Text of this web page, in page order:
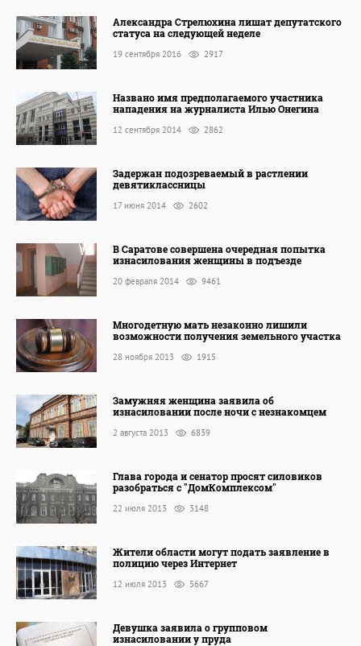
Александра Стрелюхина лишат депутатского
статуса на следующей неделе
19 сентября 2016 2917
Названо имя предполагаемого участника
нападения на журналиста Илью Онегина
12 сентября 2014 2862
Задержан подозреваемый в растлении
девятиклассницы
17 июня 2014 2602
В Саратове совершена очередная попытка
изнасилования женщины в подъезде
20 февраля 2014 9461
Многодетную мать незаконно лишили
возможности получения земельного участка
28 ноября 2013 1915
Замужняя женщина заявила об
изнасиловании после ночи с незнакомцем
2 августа 2013 6839
Глава города и сенатор просят силовиков
разобраться с "ДомКомплексом"
22 июля 2013 3148
Жители области могут подать заявление в
полицию через Интернет
12 июля 2013 5667
Девушка заявила о групповом
изнасиловании у пруда